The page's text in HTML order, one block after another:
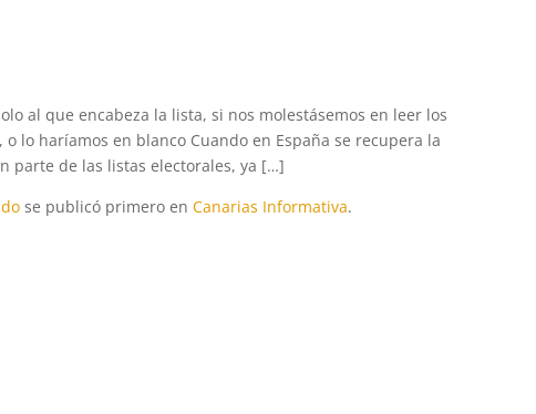
al que encabeza la lista, si nos molestásemos en leer los
lo haríamos en blanco Cuando en España se recupera la
parte de las listas electorales, ya […]
se publicó primero enCanarias Informativa.